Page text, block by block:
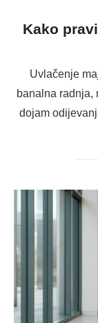
Kako
Uvlačenje
banalna radnja,
dojam